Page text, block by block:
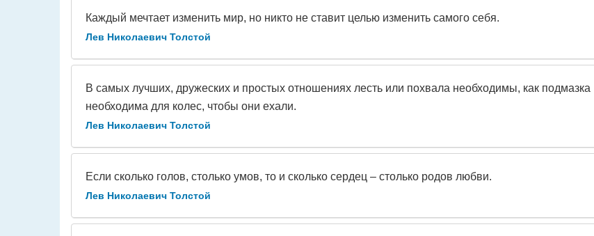
Каждый мечтает изменить мир, но никто не ставит целью изменить самого себя.
Лев Николаевич Толстой
В самых лучших, дружеских и простых отношениях лесть или похвала необходимы, как подмазка
необходима для колес, чтобы они ехали.
Лев Николаевич Толстой
Если сколько голов, столько умов, то и сколько сердец – столько родов любви.
Лев Николаевич Толстой